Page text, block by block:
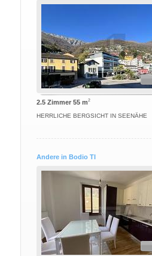
2.5 Zimmer 55 m2
HERRLICHE BERGSICHT IN SEENÄHE
Andere in Bodio TI